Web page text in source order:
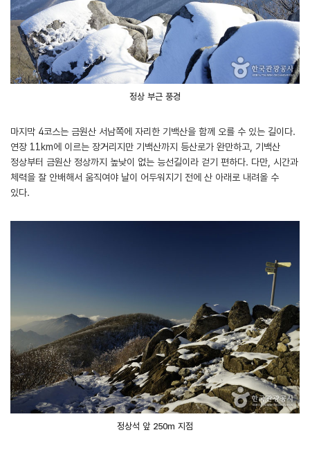
정상 부근 풍경
마지막 4코스는 금원산 서남쪽에 자리한 기백산을 함께 오를 수 있는 길이다.
연장 11km에 이르는 장거리지만 기백산까지 등산로가 완만하고, 기백산
정상부터 금원산 정상까지 높낮이 없는 능선길이라 걷기 편하다. 다만, 시간과
체력을 잘 안배해서 움직여야 날이 어두워지기 전에 산 아래로 내려올 수
있다.
정상석 앞 250m 지점